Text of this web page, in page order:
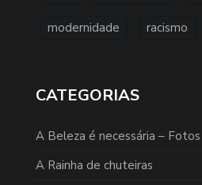
modernidade racismo
CATEGORIAS
A Beleza é necessária – Fotos
A Rainha de chuteiras